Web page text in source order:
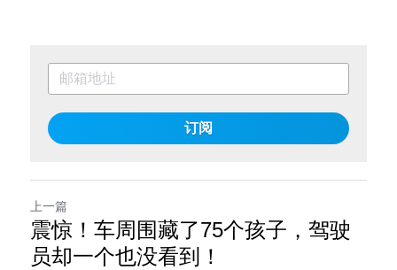
订阅
上一篇
震惊！车周围藏了75个孩子，驾驶
员却一个也没看到！